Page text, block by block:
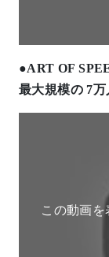
●ART OF
最大規模の 7
この動画を